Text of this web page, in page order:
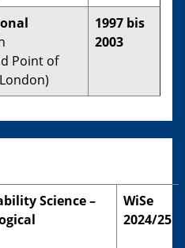
Point of
1997 bis
2003
Science –
WiSe
2024/25